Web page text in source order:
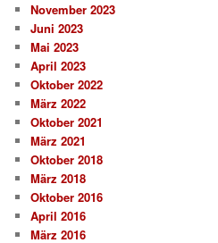
November 2023
Juni 2023
Mai 2023
April 2023
Oktober 2022
März 2022
Oktober 2021
März 2021
Oktober 2018
März 2018
Oktober 2016
April 2016
März 2016